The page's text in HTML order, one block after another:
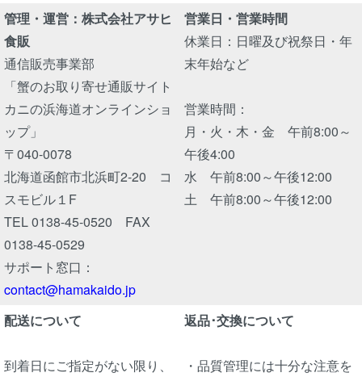
管理・運営：株式会社アサヒ
食販
通信販売事業部
「蟹のお取り寄せ通販サイト
カニの浜海道オンラインショ
ップ」
〒040-0078
北海道函館市北浜町2-20 コ
スモビル１F
TEL 0138-45-0520 FAX
0138-45-0529
サポート窓口：
contact@hamakaido.jp
営業日・営業時間
休業日：日曜及び祝祭日・年
末年始など
営業時間：
月・火・木・金 午前8:00～
午後4:00
水 午前8:00～午後12:00
土 午前8:00～午後12:00
配送について
到着日にご指定がない限り、
返品･交換について
・品質管理には十分な注意を